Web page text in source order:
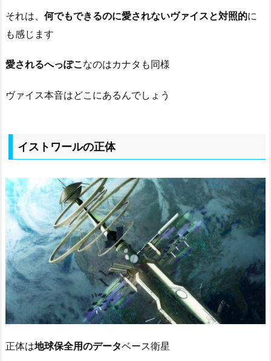
それは、 何でもできるのに愛されないヴァイスと対照的に
も感じます
愛されるへっぽこなのはカナタも同様
ヴァイス本音はどこにあるんでしょう
イストワールの正体
正体は地球保全用のデータベース衛星